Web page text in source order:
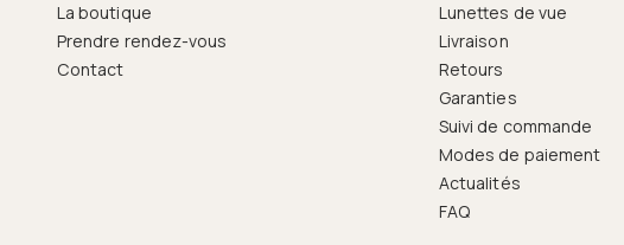
La boutique
Prendre rendez-vous
Contact
Lunettes de vue
Livraison
Retours
Garanties
Suivi de commande
Modes de paiement
Actualités
FAQ